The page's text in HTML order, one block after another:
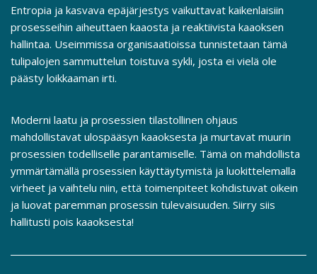
Entropia ja kasvava epäjärjestys vaikuttavat kaikenlaisiin
prosesseihin aiheuttaen kaaosta ja reaktiivista kaaoksen
hallintaa. Useimmissa organisaatioissa tunnistetaan tämä
tulipalojen sammuttelun toistuva sykli, josta ei vielä ole
päästy loikkaaman irti.
Moderni laatu ja prosessien tilastollinen ohjaus
mahdollistavat ulospääsyn kaaoksesta ja murtavat muurin
prosessien todelliselle parantamiselle. Tämä on mahdollista
ymmärtämällä prosessien käyttäytymistä ja luokittelemalla
virheet ja vaihtelu niin, että toimenpiteet kohdistuvat oikein
ja luovat paremman prosessin tulevaisuuden. Siirry siis
hallitusti pois kaaoksesta!